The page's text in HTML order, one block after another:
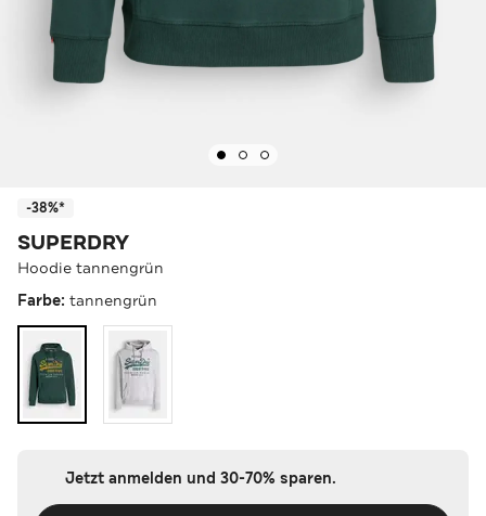
-38%*
SUPERDRY
Hoodie tannengrün
Farbe: tannengrün
Jetzt anmelden und 30-70% sparen.